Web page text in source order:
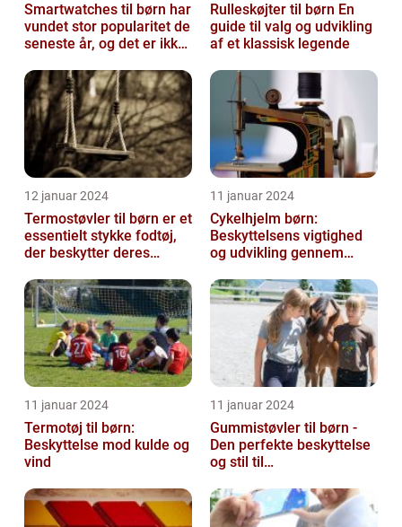
Smartwatches til børn har
vundet stor popularitet de
seneste år, og det er ikke
Rulleskøjter til børn En
guide til valg og udvikling
af et klassisk legende
12 januar 2024
Termostøvler til børn er et
essentielt stykke fodtøj,
der beskytter deres
fugti...
11 januar 2024
Cykelhjelm børn:
Beskyttelsens vigtighed
og udvikling gennem
11 januar 2024
Termotøj til børn:
Beskyttelse mod kulde og
vind
11 januar 2024
Gummistøvler til børn -
Den perfekte beskyttelse
og stil til